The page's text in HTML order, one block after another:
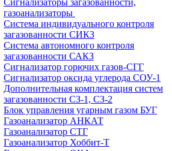
Сигнализаторы загазованности,
газоанализаторы
Система индивидуального контроля
загазованности СИКЗ
Система автономного контроля
загазованности САКЗ
Сигнализатор горючих газов-СГГ
Сигнализатор оксида углерода СОУ-1
Дополнительная комплектация систем
загазованности СЗ-1, СЗ-2
Блок управления угарным газом БУГ
Газоанализатор АНКАТ
Газоанализатор СТГ
Газоанализатор Хоббит-Т